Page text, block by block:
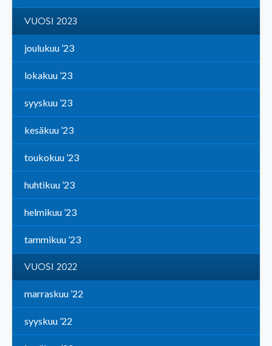
VUOSI 2023
joulukuu ’23
lokakuu ’23
syyskuu ’23
kesäkuu ’23
toukokuu ’23
huhtikuu ’23
helmikuu ’23
tammikuu ’23
VUOSI 2022
marraskuu ’22
syyskuu ’22